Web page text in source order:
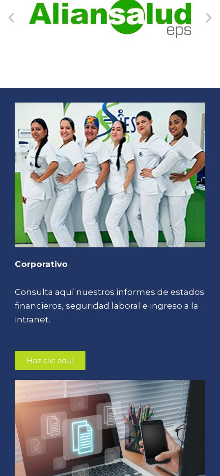
Corporativo
Consulta aquí nuestros informes de estados
financieros, seguridad laboral e ingreso a la
intranet.
Haz clic aquí